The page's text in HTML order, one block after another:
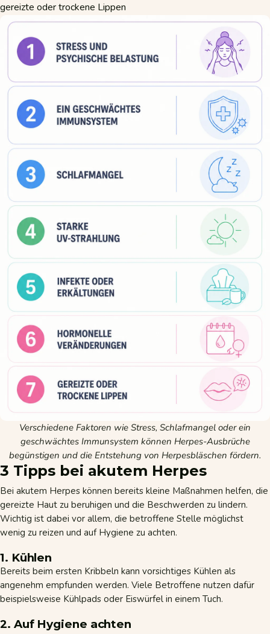
gereizte oder trockene Lippen
Verschiedene Faktoren wie Stress, Schlafmangel oder ein
geschwächtes Immunsystem können Herpes-Ausbrüche
begünstigen und die Entstehung von Herpesbläschen fördern.
3 Tipps bei akutem Herpes
Bei akutem Herpes können bereits kleine Maßnahmen helfen, die
gereizte Haut zu beruhigen und die Beschwerden zu lindern.
Wichtig ist dabei vor allem, die betroffene Stelle möglichst
wenig zu reizen und auf Hygiene zu achten.
1. Kühlen
Bereits beim ersten Kribbeln kann vorsichtiges Kühlen als
angenehm empfunden werden. Viele Betroffene nutzen dafür
beispielsweise Kühlpads oder Eiswürfel in einem Tuch.
2. Auf Hygiene achten